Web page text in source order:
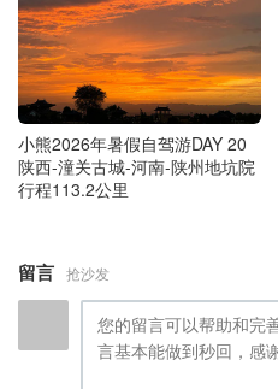
小熊2026年暑假自驾游DAY 20
陕西-潼关古城-河南-陕州地坑院
行程113.2公里
留言 抢沙发